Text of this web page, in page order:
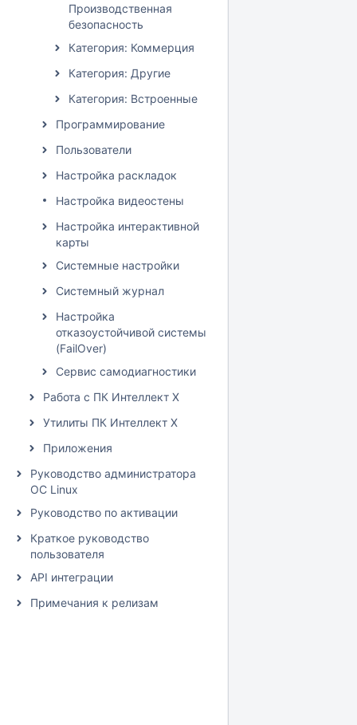
Производственная
безопасность
Категория: Коммерция
Категория: Другие
Категория: Встроенные
Программирование
Пользователи
Настройка раскладок
Настройка видеостены
Настройка интерактивной
карты
Системные настройки
Системный журнал
Настройка
отказоустойчивой системы
(FailOver)
Сервис самодиагностики
Работа с ПК Интеллект X
Утилиты ПК Интеллект X
Приложения
Руководство администратора
ОС Linux
Руководство по активации
Краткое руководство
пользователя
API интеграции
Примечания к релизам